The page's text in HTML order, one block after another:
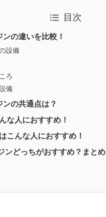
目次
の違いを比較！
設備
ろ
備
の共通点は？
な人におすすめ！
こんな人におすすめ！
ンどっちがおすすめ？まとめ